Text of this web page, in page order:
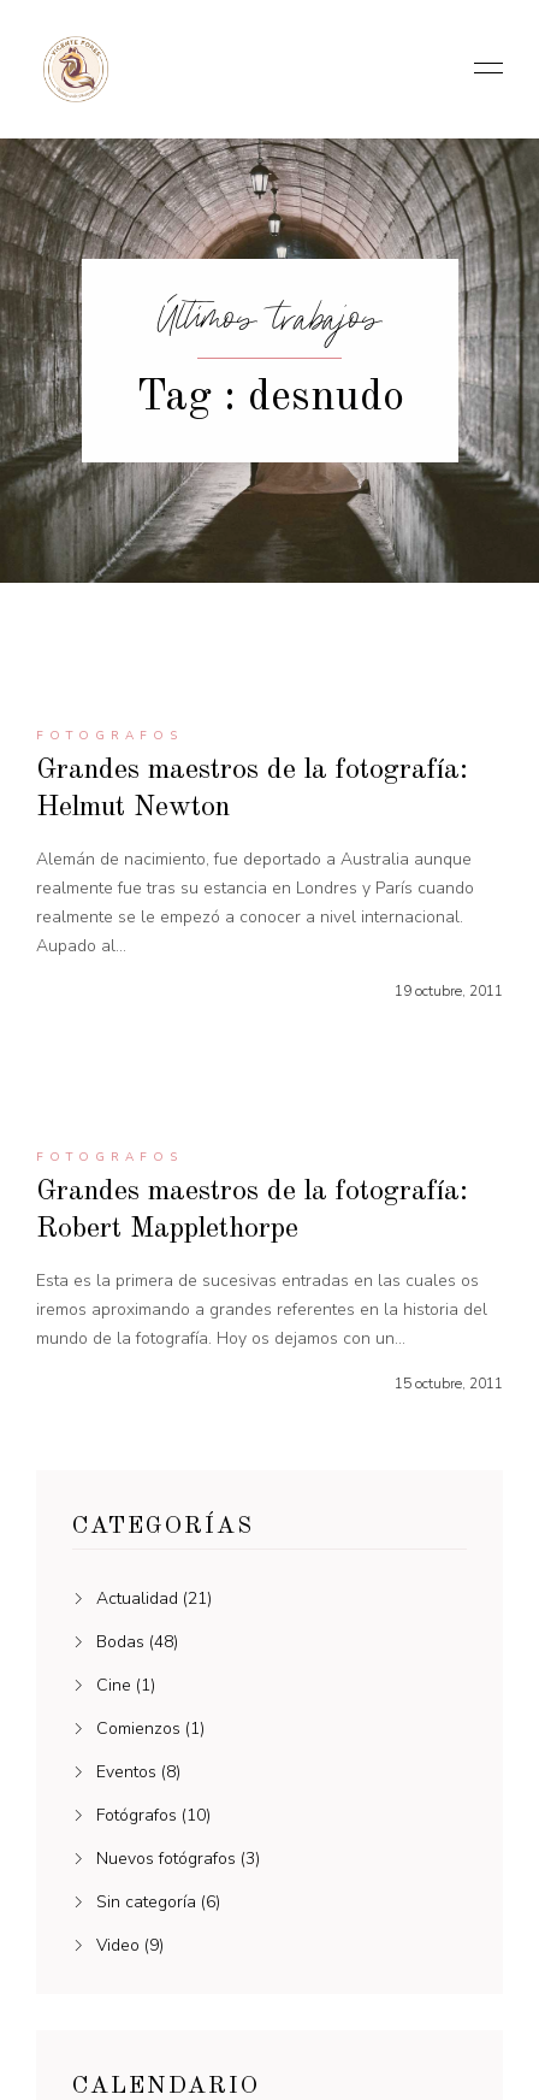
Últimos trabajos
Tag : desnudo
FOTOGRAFOS
Grandes maestros de la fotografía:
Helmut Newton
Alemán de nacimiento, fue deportado a Australia aunque
realmente fue tras su estancia en Londres y París cuando
realmente se le empezó a conocer a nivel internacional.
Aupado al...
19 octubre, 2011
FOTOGRAFOS
Grandes maestros de la fotografía:
Robert Mapplethorpe
Esta es la primera de sucesivas entradas en las cuales os
iremos aproximando a grandes referentes en la historia del
mundo de la fotografía. Hoy os dejamos con un...
15 octubre, 2011
CATEGORÍAS
Actualidad (21)
Bodas (48)
Cine (1)
Comienzos (1)
Eventos (8)
Fotógrafos (10)
Nuevos fotógrafos (3)
Sin categoría (6)
Video (9)
CALENDARIO